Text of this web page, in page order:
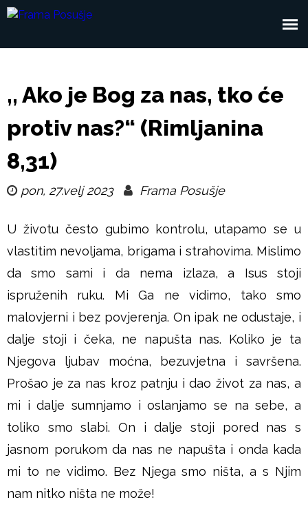
izbornik
Skoči
a
m
a
P
o
s
u
š
e
,, Ako je Bog za nas, tko će
protiv nas?“ (Rimljanina
8,31)
pon, 27.velj 2023 Frama Posušje
U životu često gubimo kontrolu, utapamo se u
vlastitim nevoljama, brigama i strahovima. Mislimo
da smo sami i da nema izlaza, a Isus stoji
ispruženih ruku. Mi Ga ne vidimo, tako smo
malovjerni i bez povjerenja. On ipak ne odustaje, i
dalje stoji i čeka, ne napušta nas. Koliko je ta
Njegova ljubav moćna, bezuvjetna i savršena.
Prošao je za nas kroz patnju i dao život za nas, a
mi i dalje sumnjamo i oslanjamo se na sebe, a
toliko smo slabi. On i dalje stoji pored nas s
jasnom porukom da nas ne napušta i onda kada
mi to ne vidimo. Bez Njega smo ništa, a s Njim
nam nitko ništa ne može!